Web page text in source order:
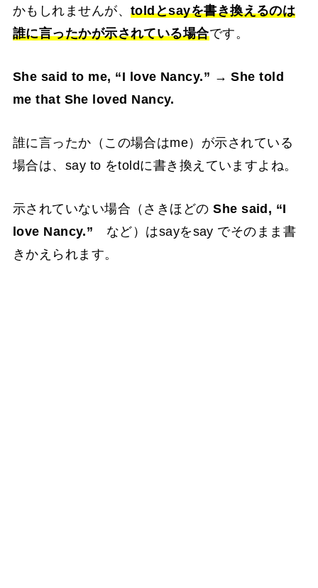
かもしれませんが、toldとsayを書き換えるのは
誰に言ったかが示されている場合です。
She said to me, “I love Nancy.” → She told
me that She loved Nancy.
誰に言ったか（この場合はme）が示されている
場合は、say to をtoldに書き換えていますよね。
示されていない場合（さきほどのShe said, “I
love Nancy.” など）はsayをsay でそのまま書
きかえられます。